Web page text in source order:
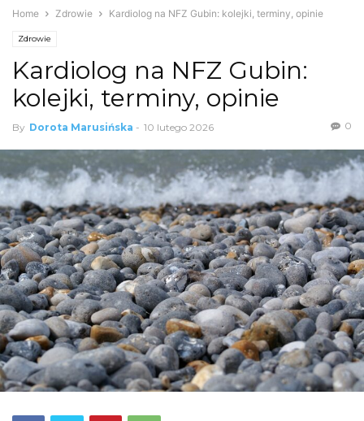
Home Zdrowie Kardiolog na NFZ Gubin: kolejki, terminy, opinie
Zdrowie
Kardiolog na NFZ Gubin:
kolejki, terminy, opinie
By Dorota Marusińska - 10 lutego 2026 0